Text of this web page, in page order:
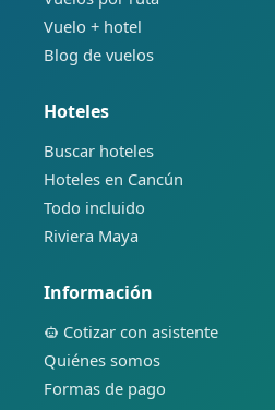
Vuelo + hotel
Blog de vuelos
Hoteles
Buscar hoteles
Hoteles en Cancún
Todo incluido
Riviera Maya
Información
Cotizar con asistente
Quiénes somos
Formas de pago